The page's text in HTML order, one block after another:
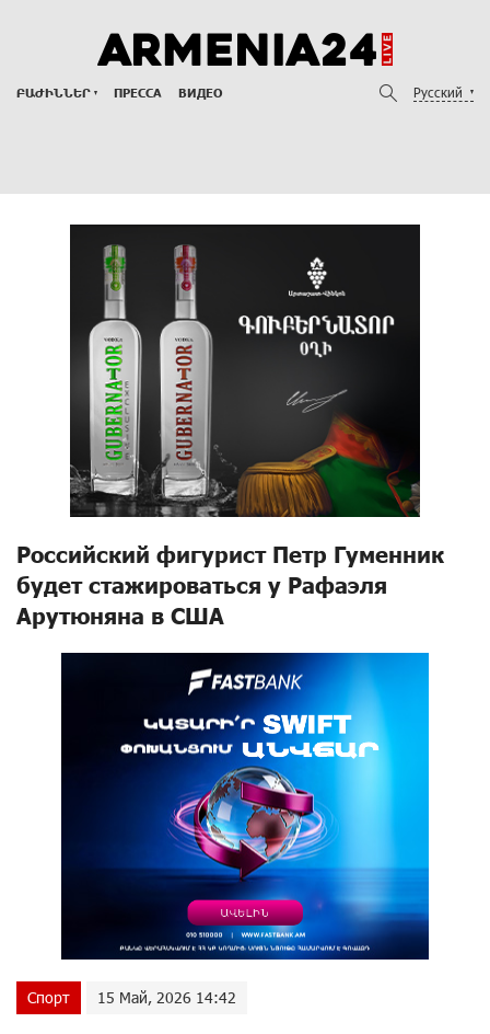
ԲԱԺԻՆՆԵՐ ПРЕССА ВИДЕО Русский
Российский фигурист Петр Гуменник
будет стажироваться у Рафаэля
Арутюняна в США
Спорт 15 Май, 2026 14:42